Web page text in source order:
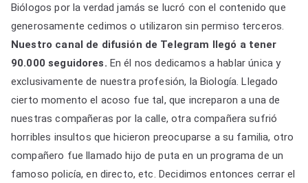
k
Biólogos por la verdad jamás se lucró con el contenido que
generosamente cedimos o utilizaron sin permiso terceros.
Nuestro canal de difusión de Telegram llegó a tener
90.000 seguidores. En él nos dedicamos a hablar única y
exclusivamente de nuestra profesión, la Biología. Llegado
cierto momento el acoso fue tal, que increparon a una de
nuestras compañeras por la calle, otra compañera sufrió
horribles insultos que hicieron preocuparse a su familia, otro
compañero fue llamado hijo de puta en un programa de un
famoso policía, en directo, etc. Decidimos entonces cerrar el